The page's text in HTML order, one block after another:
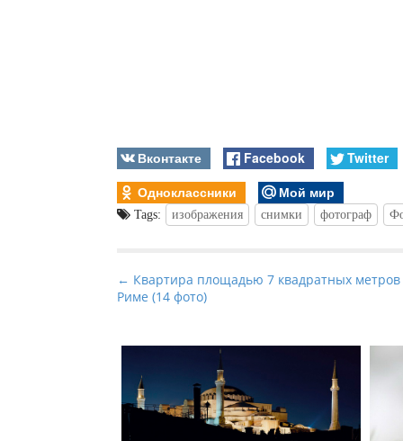
Вконтакте Facebook
Twitter
Одноклассники
Мой мир
Tags: изображения снимки фотограф
P
o
t
a
← Квартира площадью 7 квадратных метров
Риме (14 фото)